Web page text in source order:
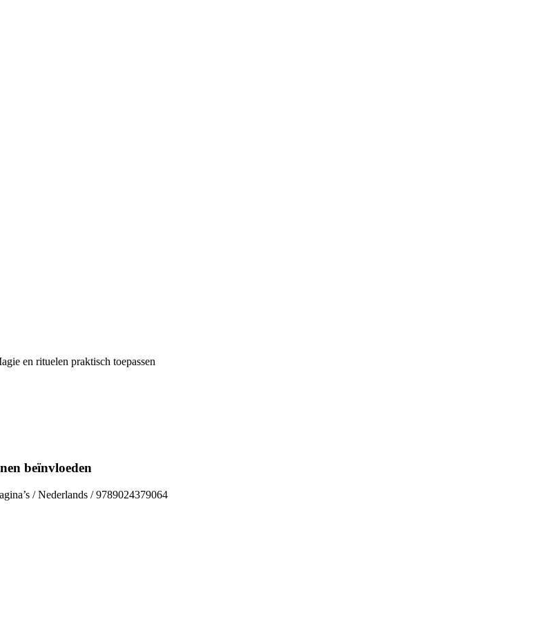
en rituelen praktisch toepassen
beïnvloeden
/ Nederlands / 9789024379064